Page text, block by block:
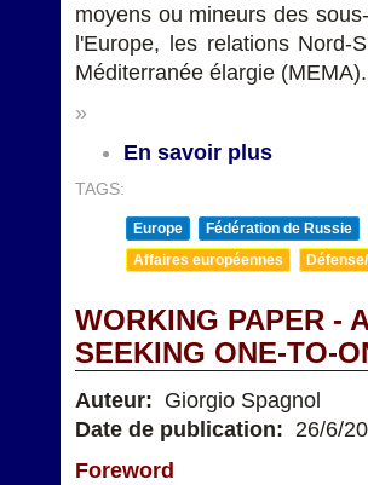
moyens ou mineurs des
l'Europe, les relations Nord-
Méditerranée élargie (MEMA).
»
En savoir plus
TAGS:
Europe
Fédération de Russie
Affaires européennes
WORKING PAPER -
SEEKING ONE-TO-
Auteur: Giorgio Spagnol
Date de publication: 26/6/
Foreword